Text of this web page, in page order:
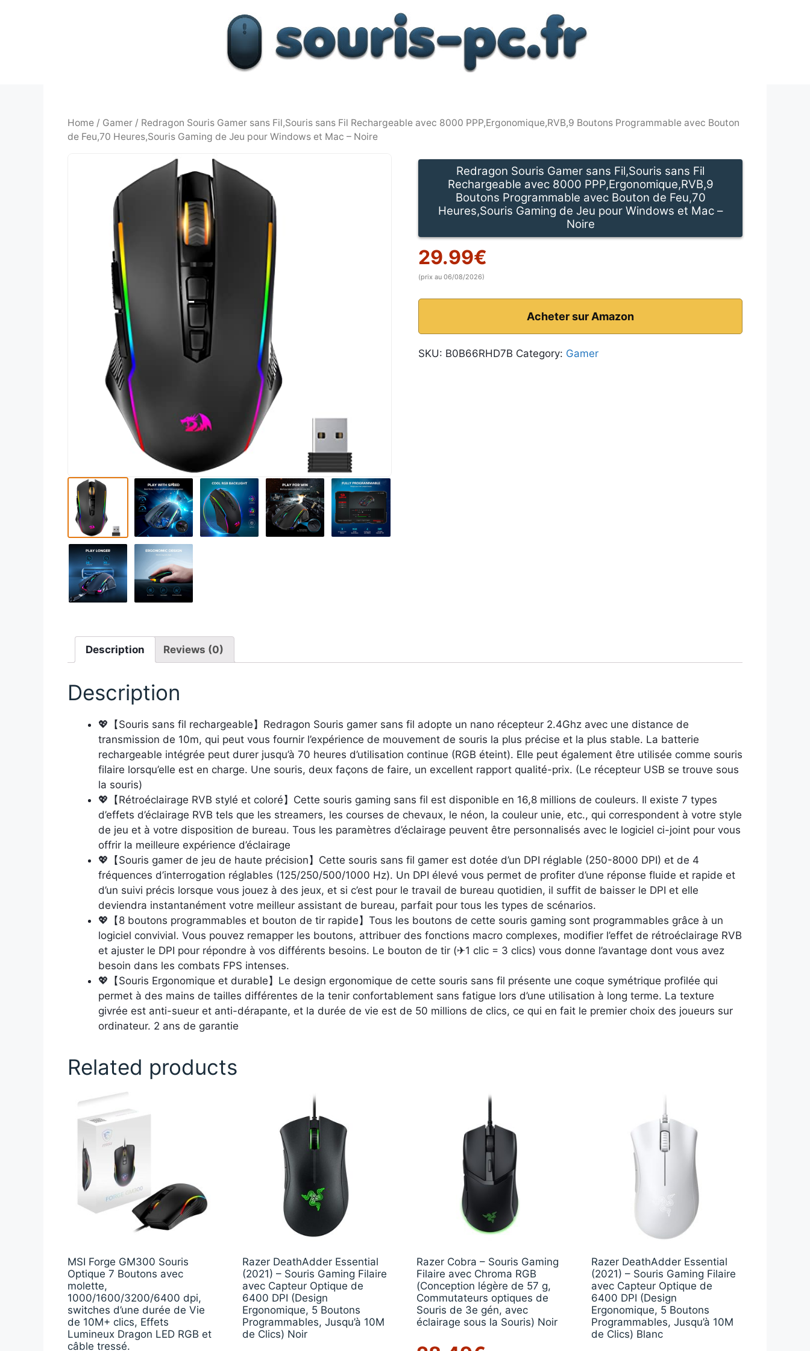
Home / Gamer / Redragon Souris Gamer sans Fil,Souris sans Fil Rechargeable avec 8000 PPP,Ergonomique,RVB,9 Boutons Programmable avec Bouton
de Feu,70 Heures,Souris Gaming de Jeu pour Windows et Mac – Noire
Redragon Souris Gamer sans Fil,Souris sans Fil
Rechargeable avec 8000 PPP,Ergonomique,RVB,9
Boutons Programmable avec Bouton de Feu,70
Heures,Souris Gaming de Jeu pour Windows et Mac –
Noire
29.99€
(prix au 06/08/2026)
Acheter sur Amazon
SKU: B0B66RHD7B Category: Gamer
Description Reviews (0)
Description
💖【Souris sans fil rechargeable】Redragon Souris gamer sans fil adopte un nano récepteur 2.4Ghz avec une distance de
transmission de 10m, qui peut vous fournir l’expérience de mouvement de souris la plus précise et la plus stable. La batterie
rechargeable intégrée peut durer jusqu’à 70 heures d’utilisation continue (RGB éteint). Elle peut également être utilisée comme souris
filaire lorsqu’elle est en charge. Une souris, deux façons de faire, un excellent rapport qualité-prix. (Le récepteur USB se trouve sous
la souris)
💖【Rétroéclairage RVB stylé et coloré】Cette souris gaming sans fil est disponible en 16,8 millions de couleurs. Il existe 7 types
d’effets d’éclairage RVB tels que les streamers, les courses de chevaux, le néon, la couleur unie, etc., qui correspondent à votre style
de jeu et à votre disposition de bureau. Tous les paramètres d’éclairage peuvent être personnalisés avec le logiciel ci-joint pour vous
offrir la meilleure expérience d’éclairage
💖【Souris gamer de jeu de haute précision】Cette souris sans fil gamer est dotée d’un DPI réglable (250-8000 DPI) et de 4
fréquences d’interrogation réglables (125/250/500/1000 Hz). Un DPI élevé vous permet de profiter d’une réponse fluide et rapide et
d’un suivi précis lorsque vous jouez à des jeux, et si c’est pour le travail de bureau quotidien, il suffit de baisser le DPI et elle
deviendra instantanément votre meilleur assistant de bureau, parfait pour tous les types de scénarios.
💖【8 boutons programmables et bouton de tir rapide】Tous les boutons de cette souris gaming sont programmables grâce à un
logiciel convivial. Vous pouvez remapper les boutons, attribuer des fonctions macro complexes, modifier l’effet de rétroéclairage RVB
et ajuster le DPI pour répondre à vos différents besoins. Le bouton de tir (✈1 clic = 3 clics) vous donne l’avantage dont vous avez
besoin dans les combats FPS intenses.
💖【Souris Ergonomique et durable】Le design ergonomique de cette souris sans fil présente une coque symétrique profilée qui
permet à des mains de tailles différentes de la tenir confortablement sans fatigue lors d’une utilisation à long terme. La texture
givrée est anti-sueur et anti-dérapante, et la durée de vie est de 50 millions de clics, ce qui en fait le premier choix des joueurs sur
ordinateur. 2 ans de garantie
Related products
MSI Forge GM300 Souris
Optique 7 Boutons avec
molette,
1000/1600/3200/6400 dpi,
switches d’une durée de Vie
de 10M+ clics, Effets
Lumineux Dragon LED RGB et
câble tressé.
Razer DeathAdder Essential
(2021) – Souris Gaming Filaire
avec Capteur Optique de
6400 DPI (Design
Ergonomique, 5 Boutons
Programmables, Jusqu’à 10M
de Clics) Noir
Razer Cobra – Souris Gaming
Filaire avec Chroma RGB
(Conception légère de 57 g,
Commutateurs optiques de
Souris de 3e gén, avec
éclairage sous la Souris) Noir
Razer DeathAdder Essential
(2021) – Souris Gaming Filaire
avec Capteur Optique de
6400 DPI (Design
Ergonomique, 5 Boutons
Programmables, Jusqu’à 10M
de Clics) Blanc